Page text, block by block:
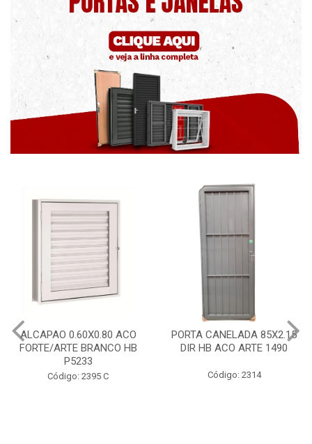
PORTA CANELADA 85X2.15
DIR HB ACO ARTE 1490
Código: 2314
PORTA LAMINADA 60X215
DIR POP/MIX HB
Código: 2340